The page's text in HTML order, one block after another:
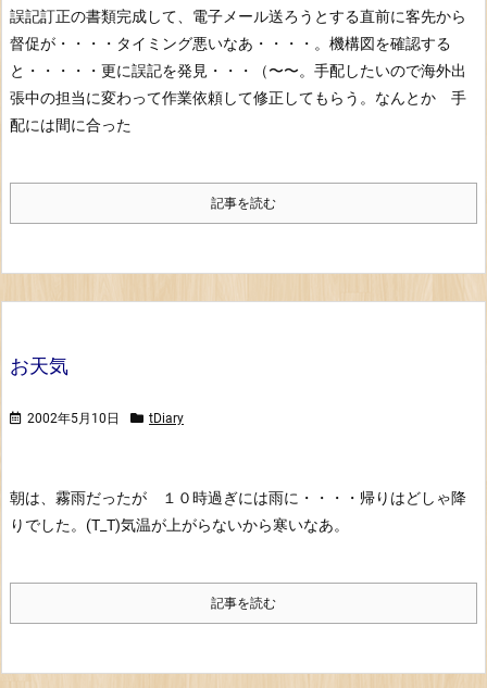
誤記訂正の書類完成して、電子メール送ろうとする直前に客先から
督促が・・・・タイミング悪いなあ・・・・。 機構図を確認する
と・・・・・更に誤記を発見・・・（〜〜。 手配したいので海外出
張中の担当に変わって作業依頼して修正してもらう。 なんとか 手
配には間に合った
記事を読む
お天気
2002年5月10日 tDiary
朝は、霧雨だったが １０時過ぎには雨に・・・・帰りはどしゃ降
りでした。(T_T)気温が上がらないから寒いなあ。
記事を読む